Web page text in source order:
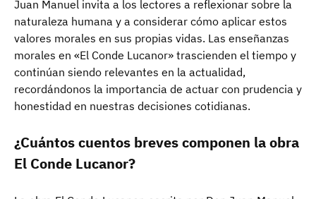
Juan Manuel invita a los lectores a reflexionar sobre la
naturaleza humana y a considerar cómo aplicar estos
valores morales en sus propias vidas. Las enseñanzas
morales en «El Conde Lucanor» trascienden el tiempo y
continúan siendo relevantes en la actualidad,
recordándonos la importancia de actuar con prudencia y
honestidad en nuestras decisiones cotidianas.
¿Cuántos cuentos breves componen la obra
El Conde Lucanor?